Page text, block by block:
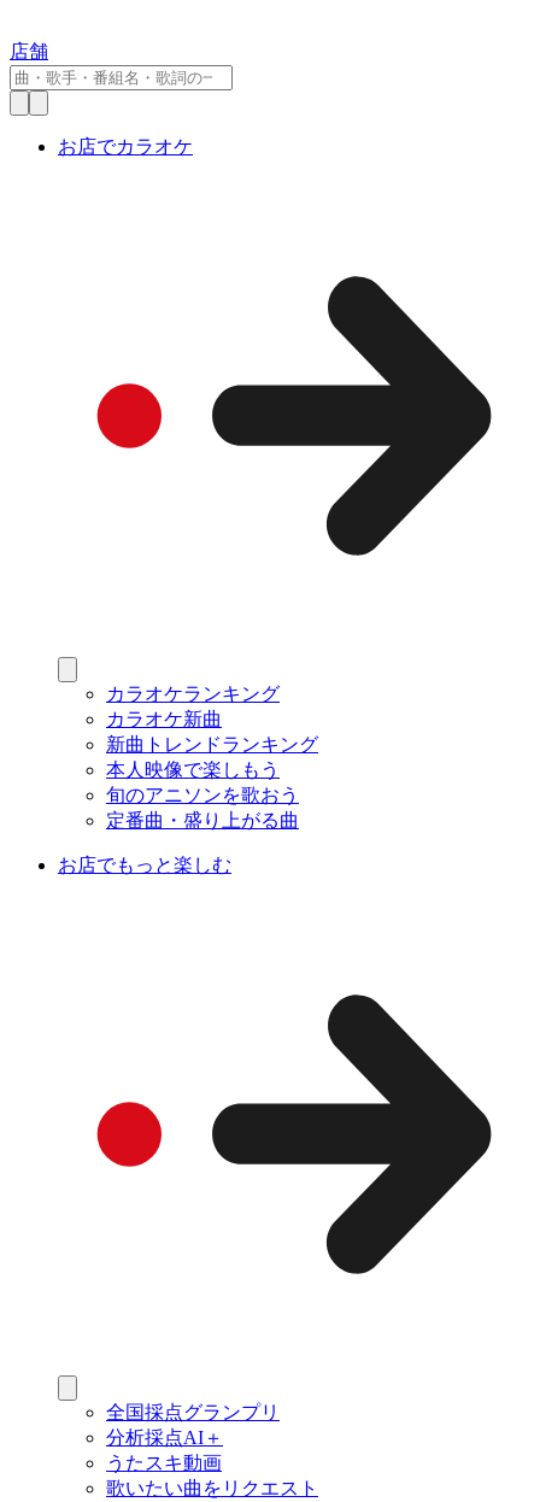
店舗
お店でカラオケ
カラオケランキング
カラオケ新曲
新曲トレンドランキング
本人映像で楽しもう
旬のアニソンを歌おう
定番曲・盛り上がる曲
お店でもっと楽しむ
全国採点グランプリ
分析採点AI＋
うたスキ動画
歌いたい曲をリクエスト